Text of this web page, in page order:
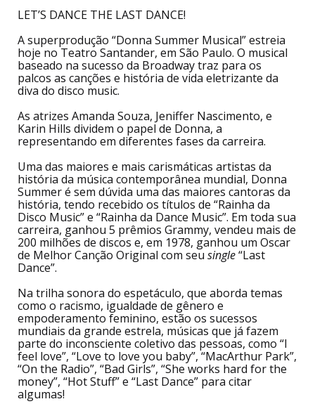
LET’S DANCE THE LAST DANCE!
A superprodução “Donna Summer Musical” estreia
hoje no Teatro Santander, em São Paulo. O musical
baseado na sucesso da Broadway traz para os
palcos as canções e história de vida eletrizante da
diva do disco music.
As atrizes Amanda Souza, Jeniffer Nascimento, e
Karin Hills dividem o papel de Donna, a
representando em diferentes fases da carreira.
Uma das maiores e mais carismáticas artistas da
história da música contemporânea mundial, Donna
Summer é sem dúvida uma das maiores cantoras da
história, tendo recebido os títulos de “Rainha da
Disco Music” e “Rainha da Dance Music”. Em toda sua
carreira, ganhou 5 prêmios Grammy, vendeu mais de
200 milhões de discos e, em 1978, ganhou um Oscar
de Melhor Canção Original com seu single“Last
Dance”.
Na trilha sonora do espetáculo, que aborda temas
como o racismo, igualdade de gênero e
empoderamento feminino, estão os sucessos
mundiais da grande estrela, músicas que já fazem
parte do inconsciente coletivo das pessoas, como “I
feel love”, “Love to love you baby”, “MacArthur Park”,
“On the Radio”, “Bad Girls”, “She works hard for the
money”, “Hot Stuff” e “Last Dance” para citar
algumas!